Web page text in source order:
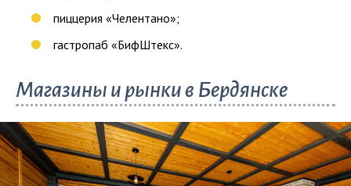
пиццерия «Челентано»;
гастропаб «БифШтекс».
Магазины и рынки в Бердянске